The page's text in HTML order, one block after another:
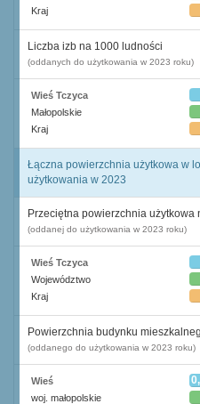
Kraj
Liczba izb na 1000 ludności
(oddanych do użytkowania w 2023 roku)
Wieś Tczyca
Małopolskie
Kraj
Łączna powierzchnia użytkowa w
użytkowania w 2023
Przeciętna powierzchnia użytkowa
(oddanej do użytkowania w 2023 roku)
Wieś Tczyca
Województwo
Kraj
Powierzchnia budynku
(oddanego do użytkowania w 2023 roku)
Wieś
woj. małopolskie